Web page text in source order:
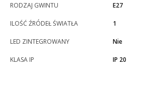
RODZAJ GWINTU E27
ILOŚĆ ŹRÓDEŁ ŚWIATŁA 1
LED ZINTEGROWANY Nie
KLASA IP IP 20